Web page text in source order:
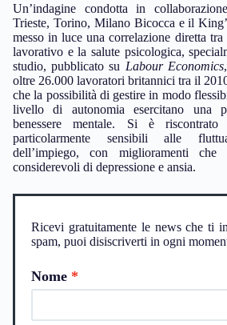
Un’indagine condotta in
Trieste, Torino, Milano Bicocca e il
messo in luce una correlazione diretta tra
lavorativo e la salute psicologica,
studio, pubblicato su Labour Economics
oltre 26.000 lavoratori britannici tra il
che la possibilità di gestire in modo
livello di autonomia esercitano una
benessere mentale. Si è
particolarmente sensibili alle
dell’impiego, con miglioramenti che
considerevoli di depressione e ansia.
Ricevi gratuitamente le news che ti
spam, puoi disiscriverti in ogni
Nome